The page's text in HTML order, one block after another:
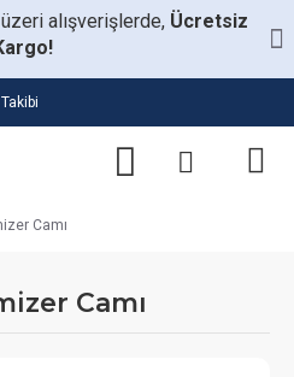
alışverişlerde, Ücretsiz
Camı
Camı